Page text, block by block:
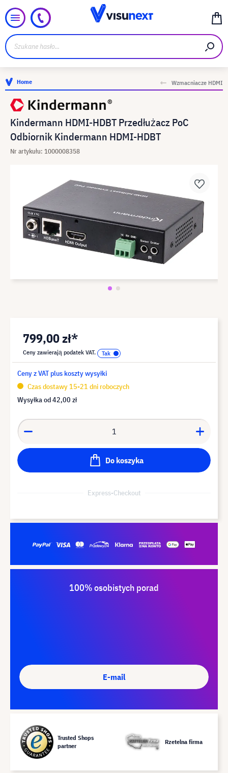
Home Wzmacniacze HDMI
Kindermann HDMI-HDBT Przedłużacz PoC
Odbiornik Kindermann HDMI-HDBT
Nr artykułu: 1000008358
799,00 zł*
Ceny zawierają podatek VAT.
Ceny z VAT plus koszty wysyłki
Czas dostawy 15-21 dni roboczych
Wysyłka od42,00 zł
Do koszyka
Express-Checkout
100% osobistych porad
E-mail
Trusted Shops
partner
Rzetelna firma